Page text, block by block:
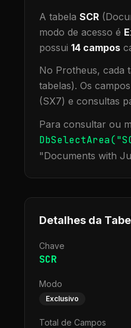
A tabela SCR
modo de acesso é
possui 14 campos
No Protheus, cada
tabelas). Os
(SX7) e consultas
Para consultar ou
DbSelectArea("
"Documents with
Detalhes da
Chave
SCR
Modo
Exclusivo
Total de Campos